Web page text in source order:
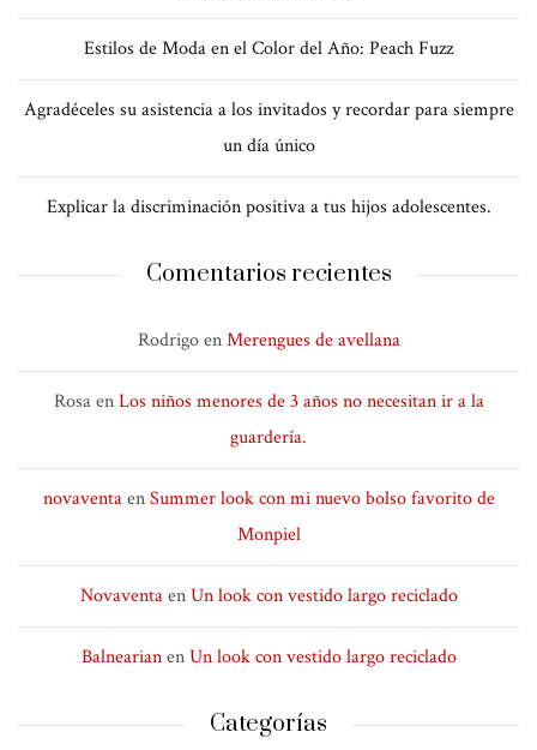
Estilos de Moda en el Color del Año: Peach Fuzz
Agradéceles su asistencia a los invitados y recordar para siempre
un día único
Explicar la discriminación positiva a tus hijos adolescentes.
Comentarios recientes
RodrigoenMerengues de avellana
RosaenLos niños menores de 3 años no necesitan ir a la
guardería.
novaventaenSummer look con mi nuevo bolso favorito de
Monpiel
NovaventaenUn look con vestido largo reciclado
BalnearianenUn look con vestido largo reciclado
Categorías